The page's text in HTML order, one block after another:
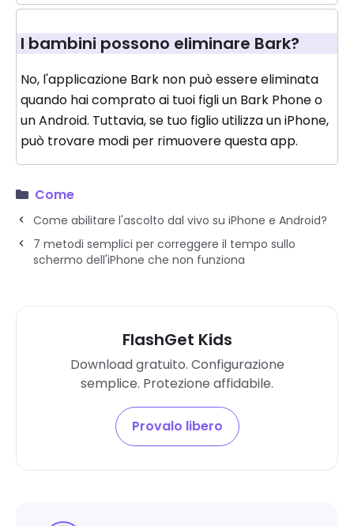
I bambini possono eliminare Bark?
No, l'applicazione Bark non può essere eliminata
quando hai comprato ai tuoi figli un Bark Phone o
un Android. Tuttavia, se tuo figlio utilizza un iPhone,
può trovare modi per rimuovere questa app.
Come
Come abilitare l'ascolto dal vivo su iPhone e Android?
7 metodi semplici per correggere il tempo sullo
schermo dell'iPhone che non funziona
FlashGet Kids
Download gratuito. Configurazione
semplice. Protezione affidabile.
Provalo libero